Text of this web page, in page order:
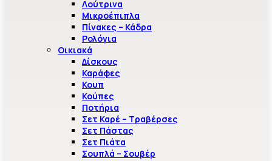
Λούτρινα
Μικροέπιπλα
Πίνακες – Κάδρα
Ρολόγια
Οικιακά
Δίσκους
Καράφες
Κουπ
Κούπες
Ποτήρια
Σετ Καρέ – Τραβέρσες
Σετ Πάστας
Σετ Πιάτα
Σουπλά – Σουβέρ